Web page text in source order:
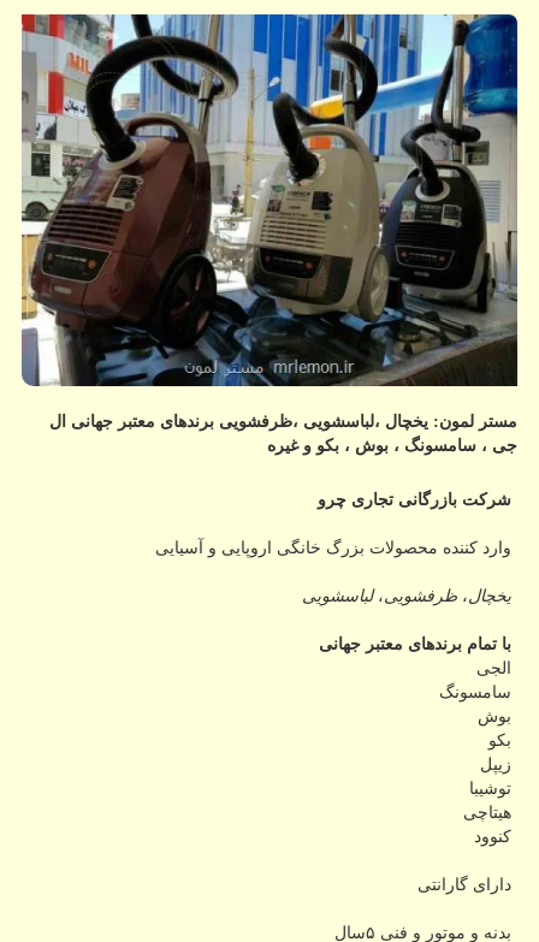
مستر لمون: یخچال ،لباسشویی ،ظرفشویی برندهای معتبر جهانی ال
جی ، سامسونگ ، بوش ، بكو و غیره
شرکت بازرگانی تجاری چرو
وارد کننده محصولات بزرگ خانگی اروپایی و آسیایی
یخچال، ظرفشویی،لباسشویی
با تمام برندهای معتبر جهانی
الجی
سامسونگ
بوش
بکو
زیپل
توشیبا
هیتاچی
کنوود
دارای گارانتی
بدنه و موتور و فنی ۵سال